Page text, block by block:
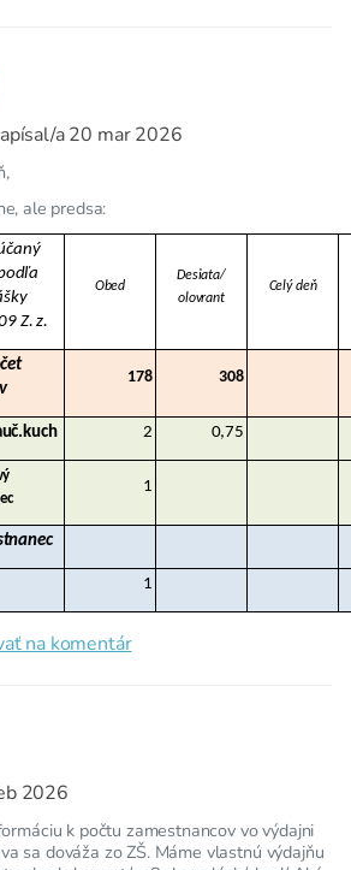
a20 mar 2026
ale predsa:
Z. z.
Obed
Desiata/
olovrant
Celý deň
178 308
2 0,75
1
1
na komentár
2026
k počtu zamestnancov vo výdajni
sa dováža zo ZŠ. Máme vlastnú výdajňu